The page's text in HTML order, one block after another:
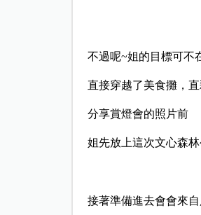
不過呢~姐的目標可不
直接穿越了美食攤，
分享賞燈會的照片前
姐先放上這次文心森
接著準備進去會會來